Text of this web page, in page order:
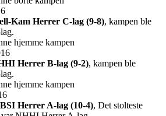
Kam Herrer C-lag (9-8), kampen ble
hjemme kampen
Herrer B-lag (9-2), kampen ble
hjemme kampen
Herrer A-lag (10-4), Det stolteste